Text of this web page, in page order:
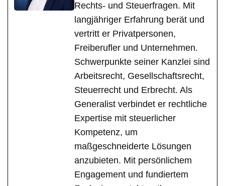
Rechts- und Steuerfragen. Mit
langjähriger Erfahrung berät und
vertritt er Privatpersonen,
Freiberufler und Unternehmen.
Schwerpunkte seiner Kanzlei sind
Arbeitsrecht, Gesellschaftsrecht,
Steuerrecht und Erbrecht. Als
Generalist verbindet er rechtliche
Expertise mit steuerlicher
Kompetenz, um
maßgeschneiderte Lösungen
anzubieten. Mit persönlichem
Engagement und fundiertem